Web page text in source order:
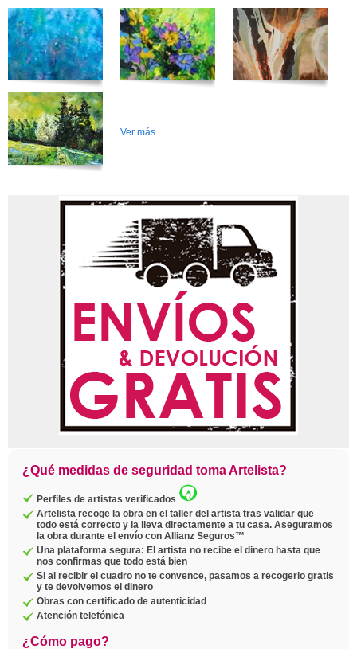
Ver más
¿Qué medidas de seguridad toma Artelista?
Perfiles de artistas verificados
Artelista recoge la obra en el taller del artista tras validar que
todo está correcto y la lleva directamente a tu casa. Aseguramos
la obra durante el envío con Allianz Seguros™
Una plataforma segura: El artista no recibe el dinero hasta que
nos confirmas que todo está bien
Si al recibir el cuadro no te convence, pasamos a recogerlo gratis
y te devolvemos el dinero
Obras con certificado de autenticidad
Atención telefónica
¿Cómo pago?